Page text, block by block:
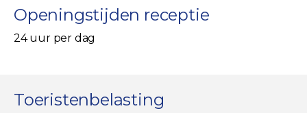
Openingstijden receptie
24 uur per dag
Toeristenbelasting